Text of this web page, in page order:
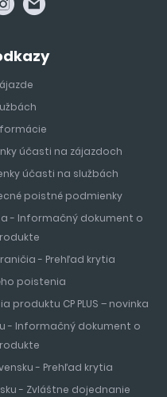
účasti na zájazdoch
účasti na službách
poistné podmienky
- Informačný dokument o
- Prehľad krytia
poistenia
CP PLUS – novinka
- Informačný dokument o
- Prehľad krytia
- Zvláštne dojednanie